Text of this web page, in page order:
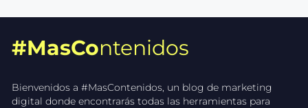
#MasContenidos
Bienvenidos a #MasContenidos, un blog de marketing
digital donde encontrarás todas las herramientas para